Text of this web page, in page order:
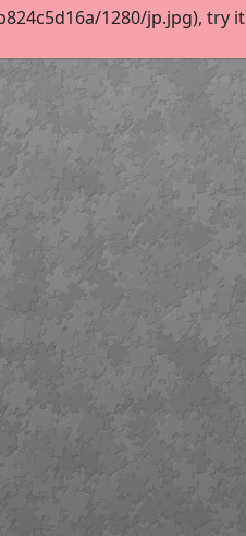
1280/jp.jpg), try it